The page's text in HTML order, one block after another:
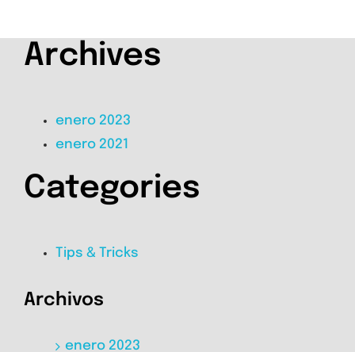
Archives
enero 2023
enero 2021
Categories
Tips & Tricks
Archivos
enero 2023